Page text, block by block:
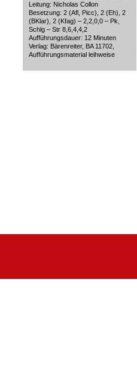
Leitung: Nicholas Collon
Besetzung: 2 (Afl, Picc), 2 (Eh), 2
(BKlar), 2 (Kfag) – 2,2,0,0 – Pk,
Schlg – Str 8,6,4,4,2
Aufführungsdauer: 12 Minuten
Verlag: Bärenreiter, BA 11702,
Aufführungsmaterial leihweise